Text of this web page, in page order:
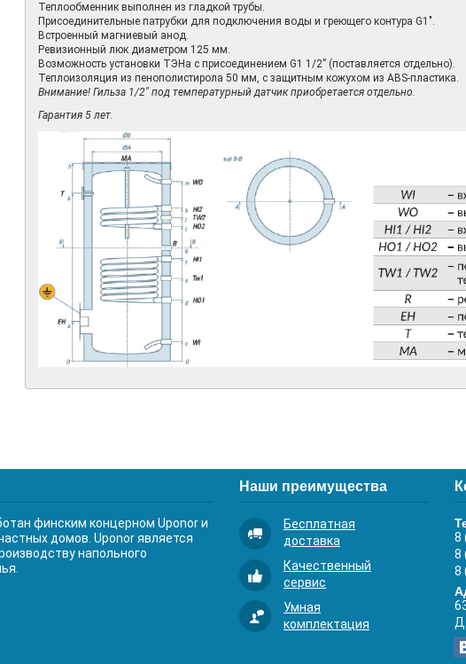
Теплообменник выполнен из гладкой трубы.
Присоединительные патрубки для подключения воды и греющего контура G1".
Встроенный магниевый анод.
Ревизионный люк диаметром 125 мм.
Возможность установки ТЭНа с присоединением G1 1/2” (поставляется отдельно).
Теплоизоляция из пенополистирола 50 мм, с защитным кожухом из ABS-пластика.
Внимание! Гильза 1/2" под температурный датчик приобретается отдельно.
Гарантия 5 лет.
финским концерном Uponor и
домов. Uponor является
напольного
Наши преимущества
Бесплатная
доставка
Качественный
сервис
Умная
комплектация
8
8
8